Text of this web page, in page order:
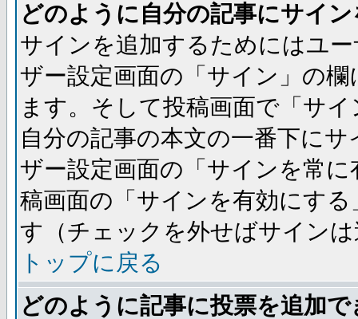
どのように自分の記事にサイ
サインを追加するためにはユ
ザー設定画面の「サイン」の
ます。そして投稿画面で「サ
自分の記事の本文の一番下に
ザー設定画面の「サインを常
稿画面の「サインを有効にす
す（チェックを外せばサイン
トップに戻る
どのように記事に投票を追加